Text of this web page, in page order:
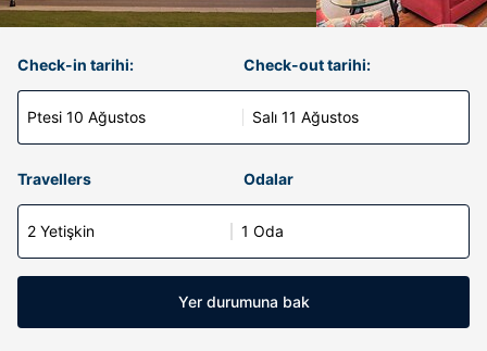
Check-in tarihi:
Ptesi 10 Ağustos
Check-out tarihi:
Salı 11 Ağustos
Travellers Odalar
2 Yetişkin 1 Oda
Yer durumuna bak